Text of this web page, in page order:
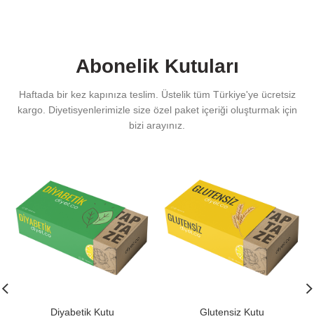
Abonelik Kutuları
Haftada bir kez kapınıza teslim. Üstelik tüm Türkiye'ye ücretsiz
kargo. Diyetisyenlerimizle size özel paket içeriği oluşturmak için
bizi arayınız.
Diyabetik Kutu Glutensiz Kutu